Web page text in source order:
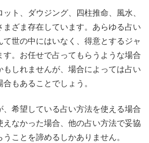
ト、ダウジング、四柱推命、風水、
まざま存在しています。あらゆる占い
て世の中にはいなく、得意とするジャ
す。お任せで占ってもらうような場合
もしれませんが、場合によっては占い
もあることでしょう。
、希望している占い方法を使える場合
えなかった場合、他の占い方法で妥協
ことを諦めるしかありません。